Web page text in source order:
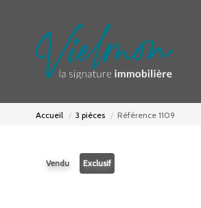
Accueil 3 pièces Référence 1109
Vendu Exclusif